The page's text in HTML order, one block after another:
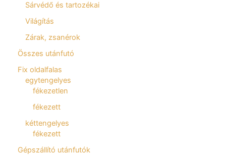
Sárvédő és tartozékai
Világítás
Zárak, zsanérok
Összes utánfutó
Fix oldalfalas
egytengelyes
fékezetlen
fékezett
kéttengelyes
fékezett
Gépszállító utánfutók